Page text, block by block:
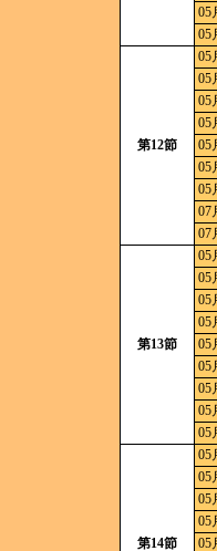
05
05
第12節
05
05
05
05
05
05
05
07
07
第13節
05
05
05
05
05
05
05
05
05
第14節
05
05
05
05
05